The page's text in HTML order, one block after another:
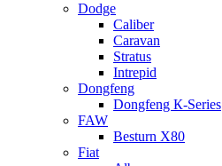
Dodge
Caliber
Caravan
Stratus
Intrepid
Dongfeng
Dongfeng К-Series
FAW
Besturn Х80
Fiat